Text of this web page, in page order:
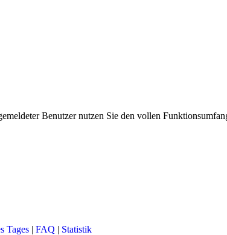
Benutzer nutzen Sie den vollen
Tages | FAQ | Statistik